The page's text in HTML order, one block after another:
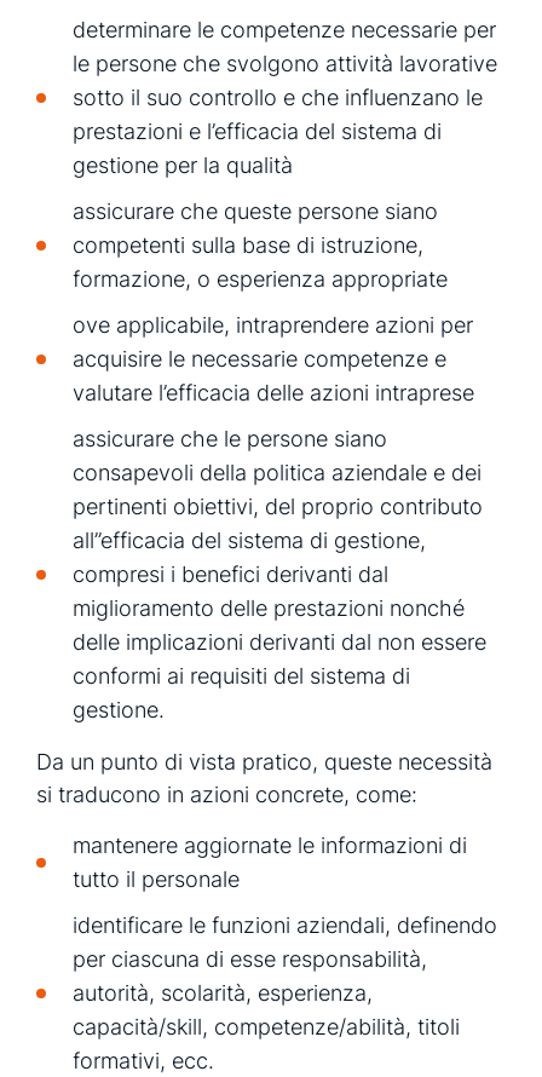
determinare le competenze necessarie per
le persone che svolgono attività lavorative
sotto il suo controllo e che influenzano le
prestazioni e l’efficacia del sistema di
gestione per la qualità
assicurare che queste persone siano
competenti sulla base di istruzione,
formazione, o esperienza appropriate
ove applicabile, intraprendere azioni per
acquisire le necessarie competenze e
valutare l’efficacia delle azioni intraprese
assicurare che le persone siano
consapevoli della politica aziendale e dei
pertinenti obiettivi, del proprio contributo
all’’efficacia del sistema di gestione,
compresi i benefici derivanti dal
miglioramento delle prestazioni nonché
delle implicazioni derivanti dal non essere
conformi ai requisiti del sistema di
gestione.
Da un punto di vista pratico, queste necessità
si traducono in azioni concrete, come:
mantenere aggiornate le informazioni di
tutto il personale
identificare le funzioni aziendali, definendo
per ciascuna di esse responsabilità,
autorità, scolarità, esperienza,
capacità/skill, competenze/abilità, titoli
formativi, ecc.